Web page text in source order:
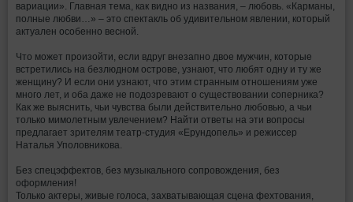
вариации». Главная тема, как видно из названия, – любовь. «Карманы,
полные любви…» – это спектакль об удивительном явлении, который
актуален особенно весной.
Что может произойти, если вдруг внезапно двое мужчин, которые
встретились на безлюдном острове, узнают, что любят одну и ту же
женщину? И если они узнают, что этим странным отношениям уже
много лет, и оба даже не подозревают о существовании соперника?
Как же выяснить, чьи чувства были действительно любовью, а чьи
только мимолетным увлечением? Найти ответы на эти вопросы
предлагает зрителям театр-студия «Ерундопель» и режиссер
Наталья Уполовникова.
Без спецэффектов, без музыкального сопровождения, без
оформления!
Только актеры, живые голоса, захватывающая сцена фехтования,